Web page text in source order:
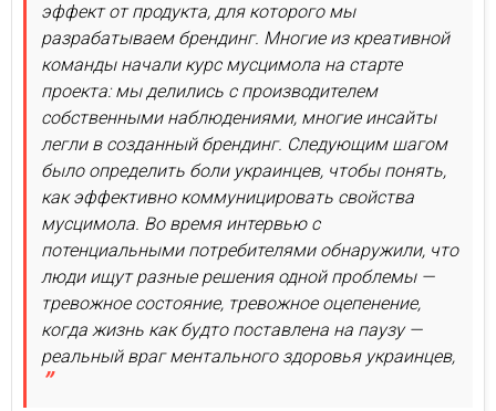
эффект от продукта, для которого мы
разрабатываем брендинг. Многие из креативной
команды начали курс мусцимола на старте
проекта: мы делились с производителем
собственными наблюдениями, многие инсайты
легли в созданный брендинг. Следующим шагом
было определить боли украинцев, чтобы понять,
как эффективно коммуницировать свойства
мусцимола. Во время интервью с
потенциальными потребителями обнаружили, что
люди ищут разные решения одной проблемы —
тревожное состояние, тревожное оцепенение,
когда жизнь как будто поставлена на паузу —
реальный враг ментального здоровья украинцев,